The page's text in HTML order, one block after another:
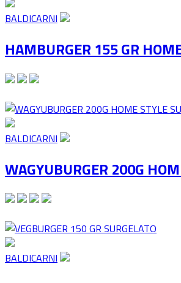
BALDICARNI
HAMBURGER 155 GR
BALDICARNI
WAGYUBURGER 200G
BALDICARNI